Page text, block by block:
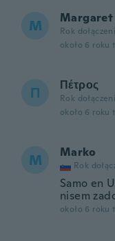
M Margaret
Rok
około 6 roku
Π Πέτρος
Rok
około 6 roku
M Marko
Rok
Samo en
nisem
około 6 roku